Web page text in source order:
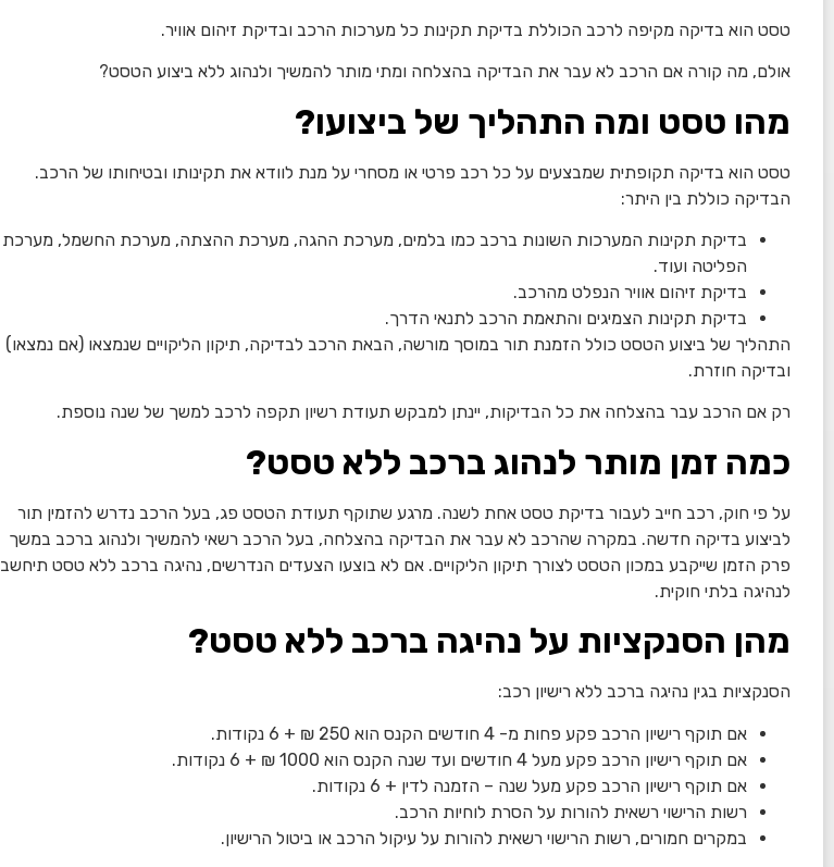
טסט הוא בדיקה מקיפה לרכב הכוללת בדיקת תקינות כל מערכות הרכב ובדיקת זיהום אוויר.
אולם, מה קורה אם הרכב לא עבר את הבדיקה בהצלחה ומתי מותר להמשיך ולנהוג ללא ביצוע הטסט?
מהו טסט ומה התהליך של ביצועו?
טסט הוא בדיקה תקופתית שמבצעים על כל רכב פרטי או מסחרי על מנת לוודא את תקינותו ובטיחותו של הרכב.
הבדיקה כוללת בין היתר:
בדיקת תקינות המערכות השונות ברכב כמו בלמים, מערכת ההגה, מערכת ההצתה, מערכת החשמל, מערכת
הפליטה ועוד.
בדיקת זיהום אוויר הנפלט מהרכב.
בדיקת תקינות הצמיגים והתאמת הרכב לתנאי הדרך.
התהליך של ביצוע הטסט כולל הזמנת תור במוסך מורשה, הבאת הרכב לבדיקה, תיקון הליקויים שנמצאו (אם נמצאו)
ובדיקה חוזרת.
רק אם הרכב עבר בהצלחה את כל הבדיקות, יינתן למבקש תעודת רשיון תקפה לרכב למשך של שנה נוספת.
כמה זמן מותר לנהוג ברכב ללא טסט?
על פי חוק, רכב חייב לעבור בדיקת טסט אחת לשנה. מרגע שתוקף תעודת הטסט פג, בעל הרכב נדרש להזמין תור
לביצוע בדיקה חדשה. במקרה שהרכב לא עבר את הבדיקה בהצלחה, בעל הרכב רשאי להמשיך ולנהוג ברכב במשך
פרק הזמן שייקבע במכון הטסט לצורך תיקון הליקויים. אם לא בוצעו הצעדים הנדרשים, נהיגה ברכב ללא טסט תיחשב
לנהיגה בלתי חוקית.
מהן הסנקציות על נהיגה ברכב ללא טסט?
הסנקציות בגין נהיגה ברכב ללא רישיון רכב:
אם תוקף רישיון הרכב פקע פחות מ- 4 חודשים הקנס הוא 250 ₪ + 6 נקודות.
אם תוקף רישיון הרכב פקע מעל 4 חודשים ועד שנה הקנס הוא 1000 ₪ + 6 נקודות.
אם תוקף רישיון הרכב פקע מעל שנה – הזמנה לדין + 6 נקודות.
רשות הרישוי רשאית להורות על הסרת לוחיות הרכב.
במקרים חמורים, רשות הרישוי רשאית להורות על עיקול הרכב או ביטול הרישיון.